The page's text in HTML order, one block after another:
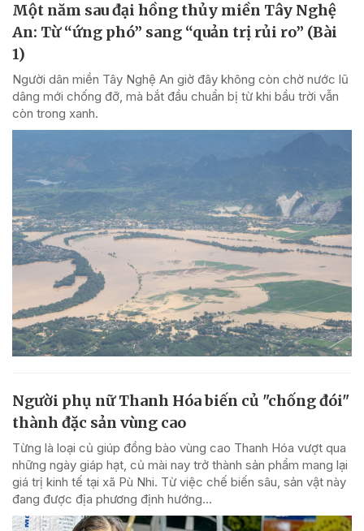
Một năm sau đại hồng thủy miền Tây Nghệ
An: Từ “ứng phó” sang “quản trị rủi ro” (Bài
1)
Người dân miền Tây Nghệ An giờ đây không còn chờ nước lũ
dâng mới chống đỡ, mà bắt đầu chuẩn bị từ khi bầu trời vẫn
còn trong xanh.
Người phụ nữ Thanh Hóa biến củ "chống đói"
thành đặc sản vùng cao
Từng là loại củ giúp đồng bào vùng cao Thanh Hóa vượt qua
những ngày giáp hạt, củ mài nay trở thành sản phẩm mang lại
giá trị kinh tế tại xã Pù Nhi. Từ việc chế biến sâu, sản vật này
đang được địa phương định hướng...